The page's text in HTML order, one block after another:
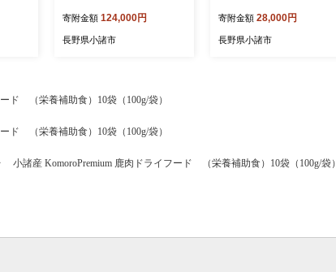
小諸市
寄附金額 124,000円
長野県小諸市
00ml×各1本
寄附金額 28,000円
長野県小諸市
ド （栄養補助食）10袋（100g/袋）
ド （栄養補助食）10袋（100g/袋）
小諸産 KomoroPremium 鹿肉ドライフード （栄養補助食）10袋（100g/袋）